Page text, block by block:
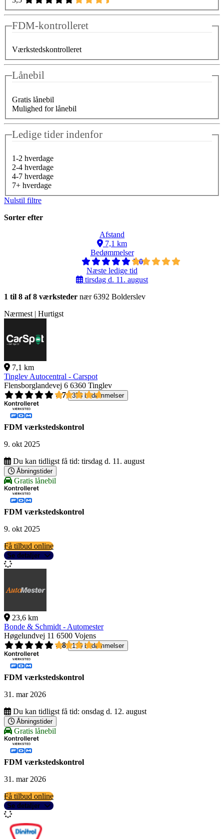
FDM-kontrolleret
Værkstedskontrolleret
Lånebil
Gratis lånebil
Mulighed for lånebil
Ledige tider indenfor
1-2 hverdage
2-4 hverdage
4-7 hverdage
7+ hverdage
Nulstil filtre
Sorter efter
Afstand
7,1 km
Bedømmelser
5,0
Næste ledige tid
tirsdag d. 11. august
1 til 8 af 8 værksteder nær 6392 Bolderslev
Nærmest | Hurtigst
7,1 km
Tinglev Autocentral - Carspot
Flensborglandevej 6 6360 Tinglev
4,7
358 bedømmelser
FDM værkstedskontrol
9. okt 2025
Du kan tidligst få tid: tirsdag d. 11. august
Åbningstider
Gratis lånebil
FDM værkstedskontrol
9. okt 2025
Få tilbud online
Se detaljer
23,6 km
Bonde & Schmidt - Automester
Høgelundvej 11 6500 Vojens
4,8
110 bedømmelser
FDM værkstedskontrol
31. mar 2026
Du kan tidligst få tid: onsdag d. 12. august
Åbningstider
Gratis lånebil
FDM værkstedskontrol
31. mar 2026
Få tilbud online
Se detaljer